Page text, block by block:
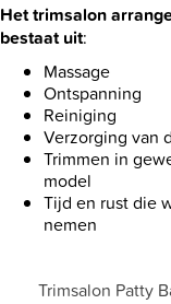
Het trimsalon
bestaat uit:
Massage
Ontspanning
Reiniging
Verzorging van
Trimmen in
model
Tijd en rust die
nemen
Trimsalon Patty